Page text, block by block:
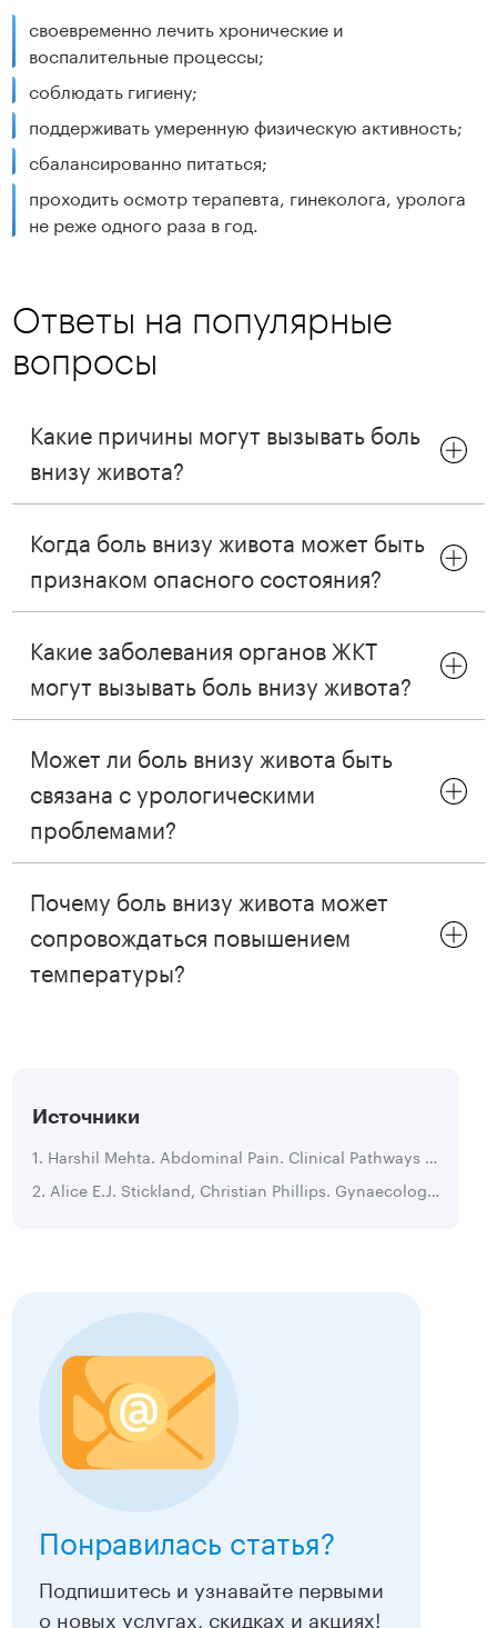
своевременно лечить хронические и
воспалительные процессы;
соблюдать гигиену;
поддерживать умеренную физическую активность;
сбалансированно питаться;
проходить осмотр терапевта, гинеколога, уролога
не реже одного раза в год.
Ответы на популярные
вопросы
Какие причины могут вызывать боль
внизу живота?
Когда боль внизу живота может быть
признаком опасного состояния?
Какие заболевания органов ЖКТ
могут вызывать боль внизу живота?
Может ли боль внизу живота быть
связана с урологическими
проблемами?
Почему боль внизу живота может
сопровождаться повышением
температуры?
Источники
1. Harshil Mehta. Abdominal Pain. Clinical Pathways in Emergency Medicine. 2016
2. Alice E.J. Stickland, Christian Phillips. Gynaecological causes of acute abdominal pain: an update. Surgery (Oxford). 2024
Понравилась статья?
Подпишитесь и узнавайте первыми
о новых услугах, скидках и акциях!